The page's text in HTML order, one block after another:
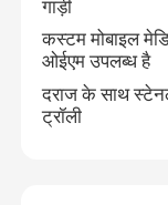
गाड़ी
कस्टम मोबाइल
ओईएम उपलब्ध है
दराज के साथ
ट्रॉली